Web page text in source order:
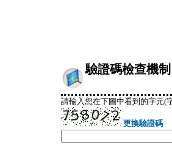
驗證碼檢查機制
請輸入您在下圖中看到的字元(
更換驗證碼